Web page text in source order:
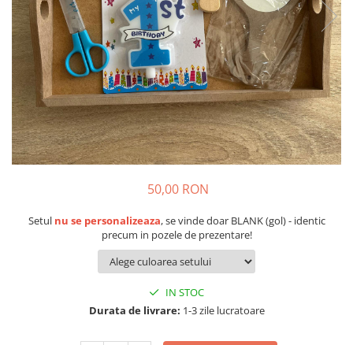
Familie
Copii
Rame/trofee diverse meserii
Indragostiti
Cadouri pentru dascali
Religioase
Alte obiecte decorative
Aranjamente baloane
Lumanari pentru tort
Propsuri si ghirlande
Accesorii nunta
50,00 RON
Setul nu se personalizeaza, se vinde doar BLANK (gol) - identic
precum in pozele de prezentare!
IN STOC
Durata de livrare: 1-3 zile lucratoare